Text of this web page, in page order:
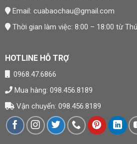
Email: cuabaochau@gmail.com
Thời gian làm việc: 8:00 – 18:00 từ
HOTLINE HỖ TRỢ
0968.47.6866
Mua hàng: 098.456.8189
Vận chuyển: 098.456.8189